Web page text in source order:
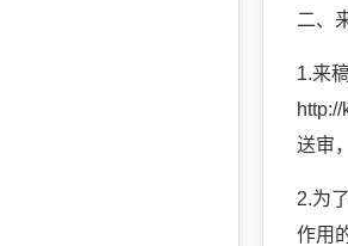
二、
1.来
送审
2.为
作用